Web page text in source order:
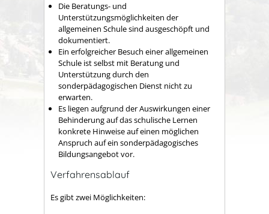
Die Beratungs- und
Unterstützungsmöglichkeiten der
allgemeinen Schule sind ausgeschöpft und
dokumentiert.
Ein erfolgreicher Besuch einer allgemeinen
Schule ist selbst mit Beratung und
Unterstützung durch den
sonderpädagogischen Dienst nicht zu
erwarten.
Es liegen aufgrund der Auswirkungen einer
Behinderung auf das schulische Lernen
konkrete Hinweise auf einen möglichen
Anspruch auf ein sonderpädagogisches
Bildungsangebot vor.
Verfahrensablauf
Es gibt zwei Möglichkeiten: